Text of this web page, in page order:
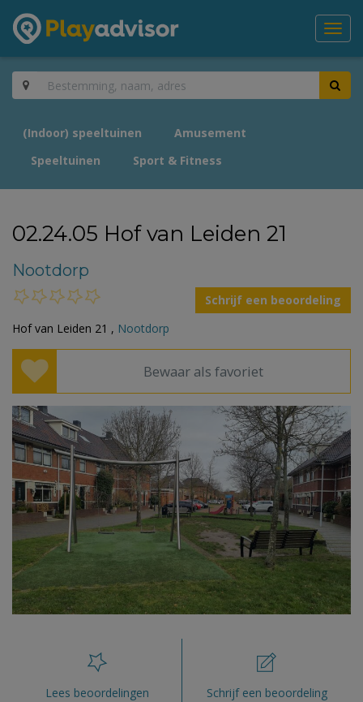
(Indoor) speeltuinen
Amusement
Speeltuinen
Sport & Fitness
02.24.05 Hof van Leiden 21
Nootdorp
Schrijf een beoordeling
Hof van Leiden 21 , Nootdorp
Bewaar als favoriet
Lees beoordelingen Schrijf een beoordeling